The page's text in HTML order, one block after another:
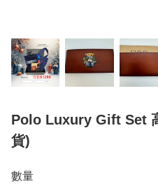
Polo Luxury Gift Set
貨)
數量